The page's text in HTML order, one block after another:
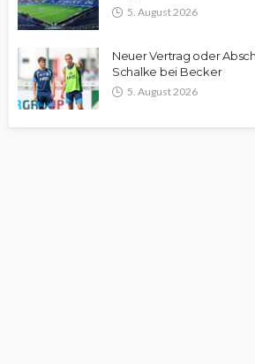
5. August 2026
Neuer Vertrag oder
Schalke bei Becker
5. August 2026